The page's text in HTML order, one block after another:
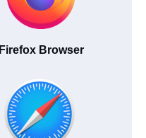
Firefox Browser